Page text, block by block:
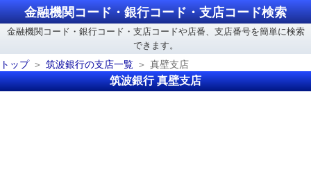
金融機関コード・銀行コード・支店コード検索
金融機関コード・銀行コード・支店コードや店番、支店番号を簡単に検索
できます。
トップ
筑波銀行の支店一覧 真壁支店
筑波銀行 真壁支店